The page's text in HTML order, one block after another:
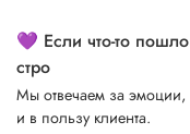
💜 Если что-то
стро
Мы отвечаем за эмоции,
и в пользу клиента.